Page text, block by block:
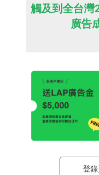
觸及到全台灣
廣告
登